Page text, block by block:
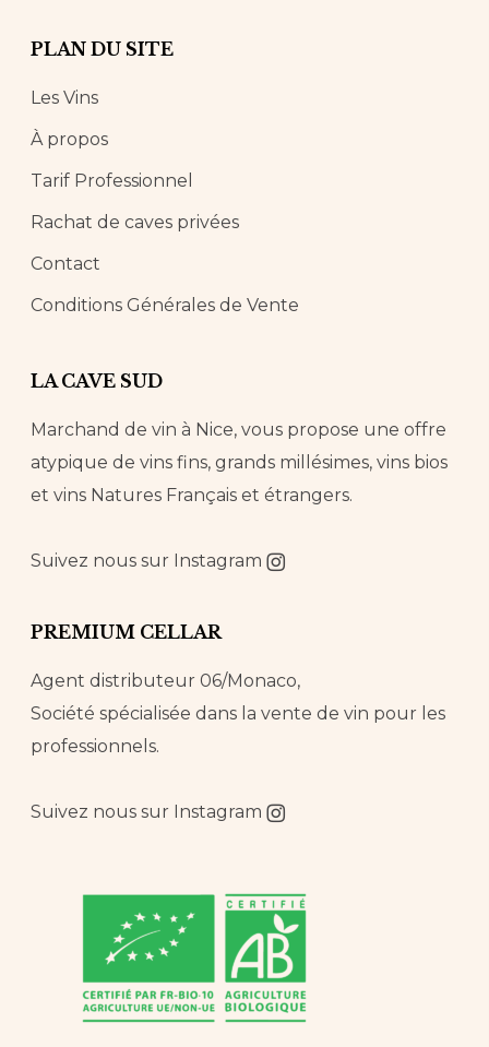
PLAN DU SITE
Les Vins
À propos
Tarif Professionnel
Rachat de caves privées
Contact
Conditions Générales de Vente
LA CAVE SUD
Marchand de vin à Nice, vous propose une offre
atypique de vins fins, grands millésimes, vins bios
et vins Natures Français et étrangers.
Suivez nous sur Instagram
PREMIUM CELLAR
Agent distributeur 06/Monaco,
Société spécialisée dans la vente de vin pour les
professionnels.
Suivez nous sur Instagram